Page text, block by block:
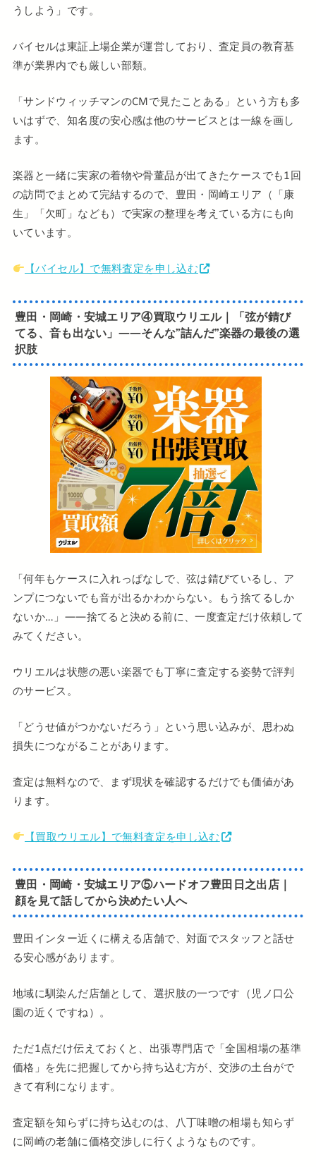
うしよう」です。
バイセルは東証上場企業が運営しており、査定員の教育基
準が業界内でも厳しい部類。
「サンドウィッチマンのCMで見たことある」という方も多
いはずで、知名度の安心感は他のサービスとは一線を画し
ます。
楽器と一緒に実家の着物や骨董品が出てきたケースでも1回
の訪問でまとめて完結するので、豊田・岡崎エリア（「康
生」「欠町」なども）で実家の整理を考えている方にも向
いています。
【バイセル】で無料査定を申し込む
豊田・岡崎・安城エリア④買取ウリエル｜「弦が錆び
てる、音も出ない」——そんな”詰んだ”楽器の最後の選
択肢
「何年もケースに入れっぱなしで、弦は錆びているし、ア
ンプにつないでも音が出るかわからない。もう捨てるしか
ないか…」——捨てると決める前に、一度査定だけ依頼して
みてください。
ウリエルは状態の悪い楽器でも丁寧に査定する姿勢で評判
のサービス。
「どうせ値がつかないだろう」という思い込みが、思わぬ
損失につながることがあります。
査定は無料なので、まず現状を確認するだけでも価値があ
ります。
【買取ウリエル】で無料査定を申し込む
豊田・岡崎・安城エリア⑤ハードオフ豊田日之出店｜
顔を見て話してから決めたい人へ
豊田インター近くに構える店舗で、対面でスタッフと話せ
る安心感があります。
地域に馴染んだ店舗として、選択肢の一つです（児ノ口公
園の近くですね）。
ただ1点だけ伝えておくと、出張専門店で「全国相場の基準
価格」を先に把握してから持ち込む方が、交渉の土台がで
きて有利になります。
査定額を知らずに持ち込むのは、八丁味噌の相場も知らず
に岡崎の老舗に価格交渉しに行くようなものです。